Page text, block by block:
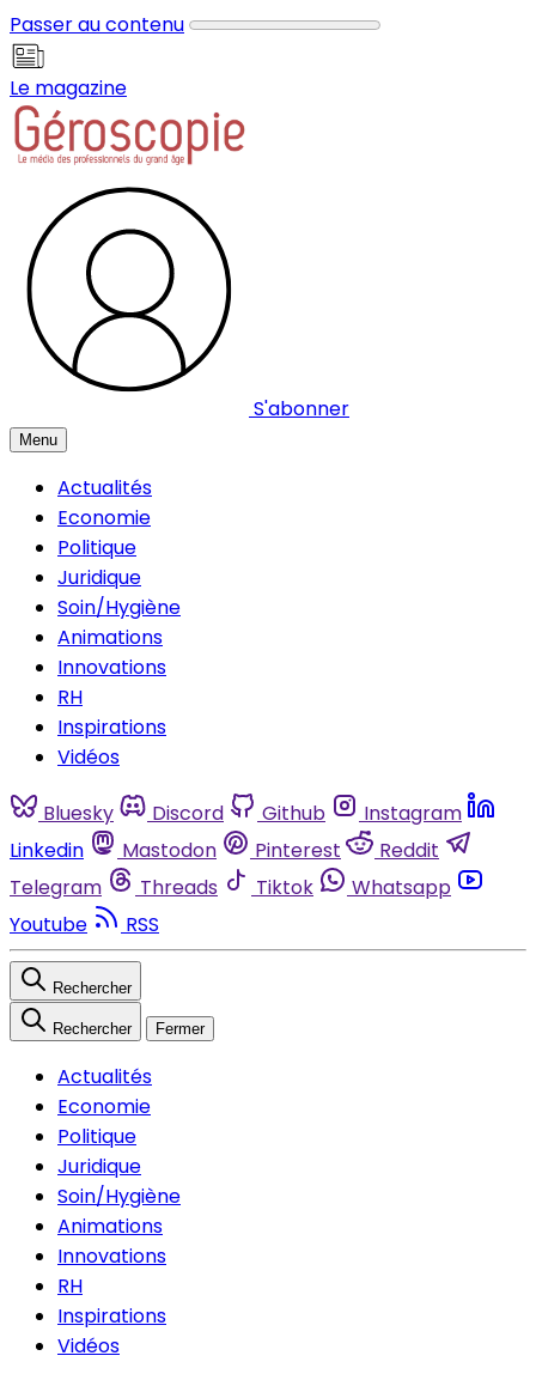
Passer au contenu
Le magazine
S'abonner
Menu
Actualités
Economie
Politique
Juridique
Soin/Hygiène
Animations
Innovations
RH
Inspirations
Vidéos
Bluesky Discord Github
Instagram
Linkedin
Mastodon Pinterest
Reddit
Telegram
Threads Tiktok
Whatsapp
Youtube
RSS
Rechercher
Rechercher Fermer
Actualités
Economie
Politique
Juridique
Soin/Hygiène
Animations
Innovations
RH
Inspirations
Vidéos
Panneau de gestion des cookies